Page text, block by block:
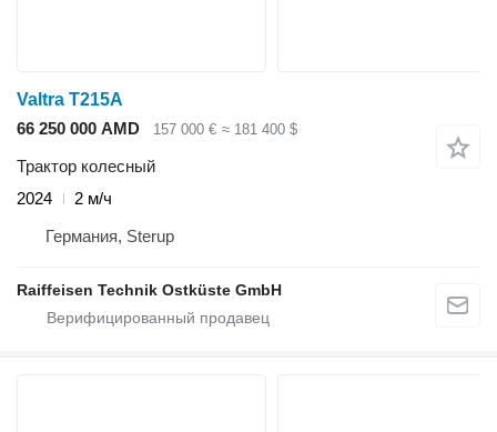
Valtra T215A
66 250 000 AMD
157 000 € ≈ 181 400 $
Трактор колесный
2024
2 м/ч
Германия, Sterup
Raiffeisen Technik Ostküste GmbH